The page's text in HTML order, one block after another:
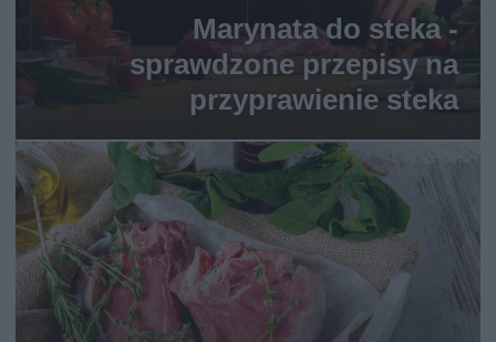
Marynata do steka -
sprawdzone przepisy na
przyprawienie steka